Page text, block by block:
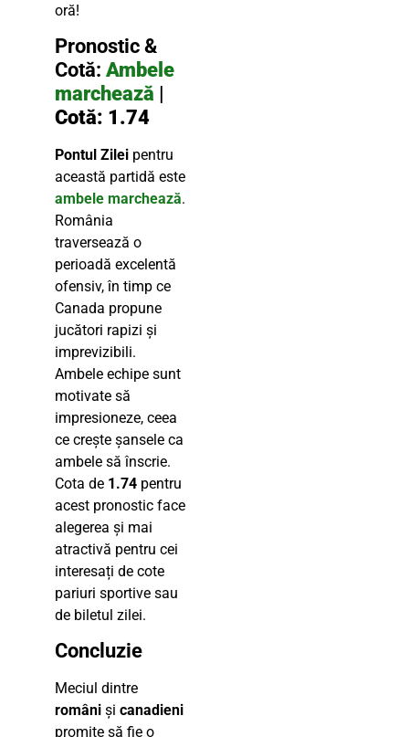
oră!
Pronostic &
Cotă: Ambele
marchează |
Cotă: 1.74
Pontul Zilei pentru
această partidă este
ambele marchează.
România
traversează o
perioadă excelentă
ofensiv, în timp ce
Canada propune
jucători rapizi și
imprevizibili.
Ambele echipe sunt
motivate să
impresioneze, ceea
ce crește șansele ca
ambele să înscrie.
Cota de 1.74 pentru
acest pronostic face
alegerea și mai
atractivă pentru cei
interesați de cote
pariuri sportive sau
de biletul zilei.
Concluzie
Meciul dintre
români și canadieni
promite să fie o